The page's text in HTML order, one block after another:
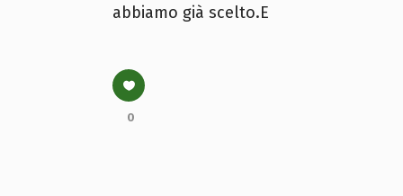
abbiamo già scelto.E
0